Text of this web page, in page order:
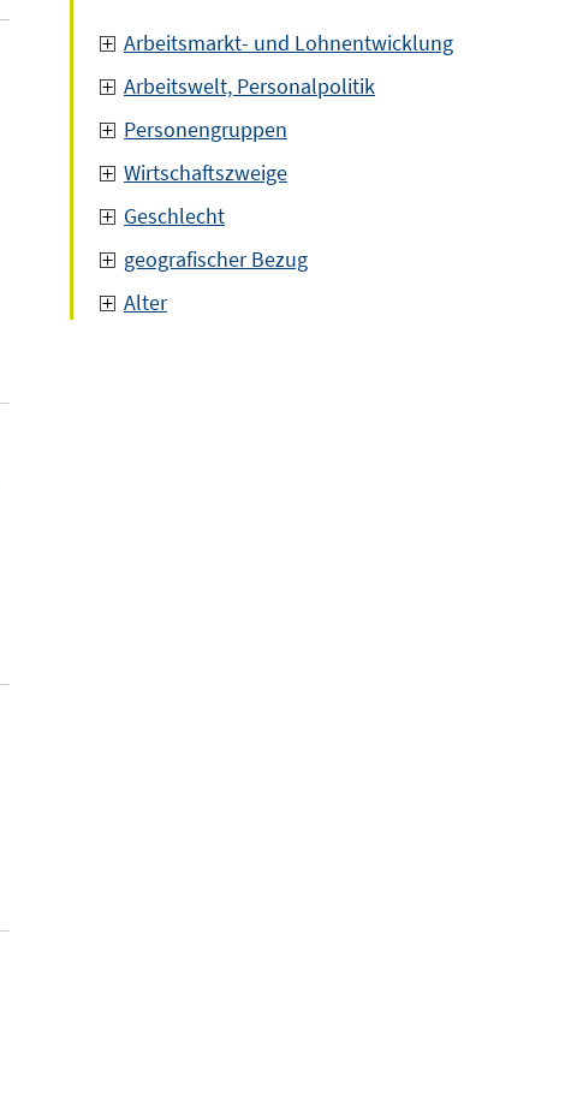
Arbeitsmarkt- und Lohnentwicklung
Arbeitswelt, Personalpolitik
Personengruppen
Wirtschaftszweige
Geschlecht
geografischer Bezug
Alter